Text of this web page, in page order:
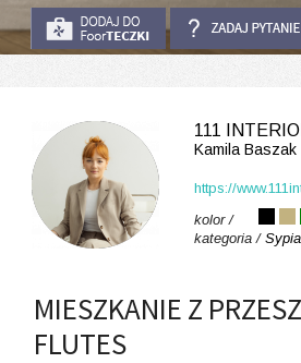
111
Kamila Baszak
https://
kolor /
kategoria /
MIESZKANIE Z
FLUTES